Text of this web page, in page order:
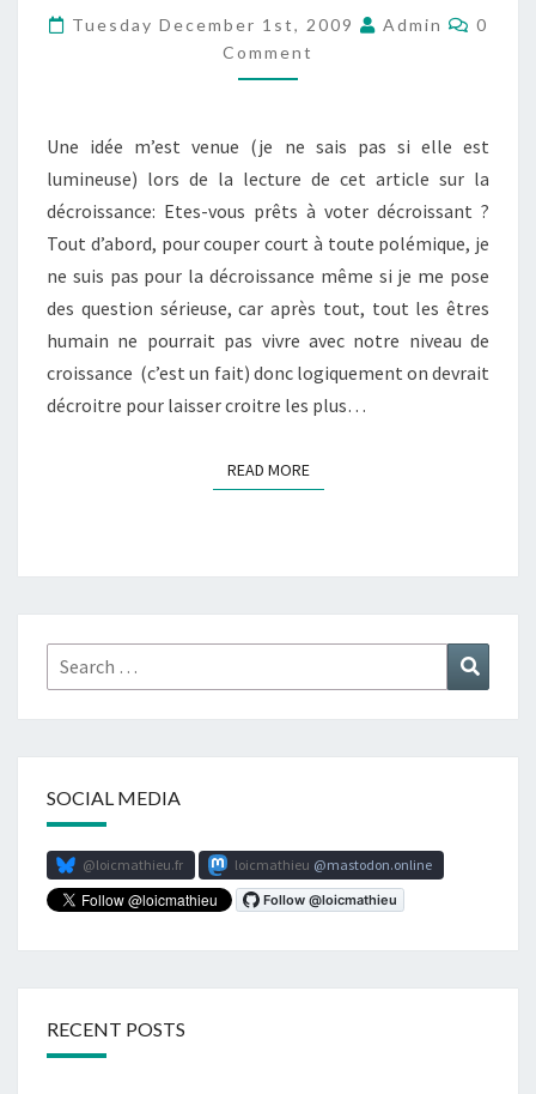
LA
CONSOMMATION
Tuesday December 1st, 2009 Admin
0
Comment
Une idée m’est venue (je ne sais pas si elle est
lumineuse) lors de la lecture de cet article sur la
décroissance: Etes-vous prêts à voter décroissant ?
Tout d’abord, pour couper court à toute polémique, je
ne suis pas pour la décroissance même si je me pose
des question sérieuse, car après tout, tout les êtres
humain ne pourrait pas vivre avec notre niveau de
croissance (c’est un fait) donc logiquement on devrait
décroitre pour laisser croitre les plus…
READ MOREREAD MORE
Search
for:
SOCIAL MEDIA
@loicmathieu.fr loicmathieu mastodon.online
RECENT POSTS